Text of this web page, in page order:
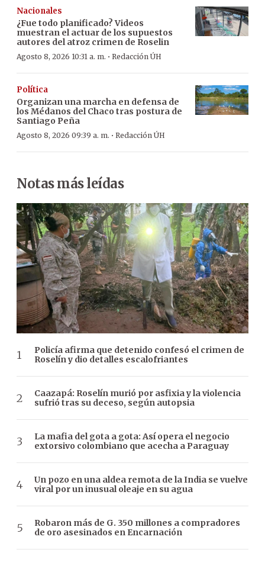
Nacionales
¿Fue todo planificado? Videos
muestran el actuar de los supuestos
autores del atroz crimen de Roselin
Agosto 8, 2026 10:31 a. m. · Redacción ÚH
Política
Organizan una marcha en defensa de
los Médanos del Chaco tras postura de
Santiago Peña
Agosto 8, 2026 09:39 a. m. · Redacción ÚH
Notas más leídas
Policía afirma que detenido confesó el crimen de
Roselín y dio detalles escalofriantes
Caazapá: Roselín murió por asfixia y la violencia
sufrió tras su deceso, según autopsia
La mafia del gota a gota: Así opera el negocio
extorsivo colombiano que acecha a Paraguay
Un pozo en una aldea remota de la India se vuelve
viral por un inusual oleaje en su agua
Robaron más de G. 350 millones a compradores
de oro asesinados en Encarnación